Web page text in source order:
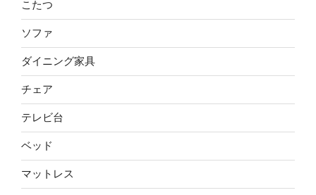
こたつ
ソファ
ダイニング家具
チェア
テレビ台
ベッド
マットレス